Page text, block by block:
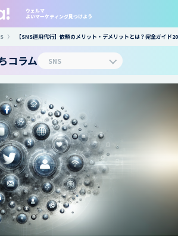
ウェルマ
よいマーケティング見つけよう
〉 【SNS運用代行】依頼のメリット・デメリットとは？完全ガイド
コラム